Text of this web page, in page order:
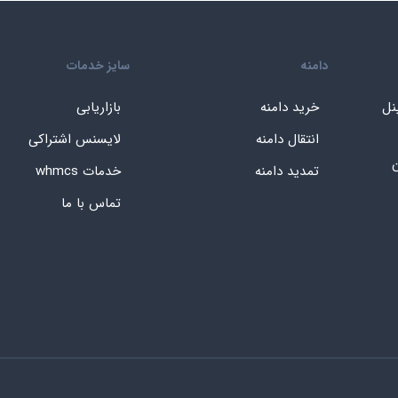
دامنه
خرید دامنه
انتقال دامنه
تمدید دامنه
سایز خدمات
بازاریابی
لایسنس اشتراکی
خدمات whmcs
تماس با ما